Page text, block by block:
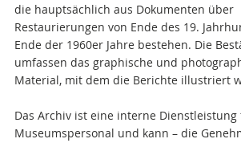
die hauptsächlich aus Dokumenten über
Restaurierungen von Ende des 19.
Ende der 1960er Jahre bestehen. Die
umfassen das graphische und
Material, mit dem die Berichte illustriert
Das Archiv ist eine interne Dienstleistung
Museumspersonal und kann – die